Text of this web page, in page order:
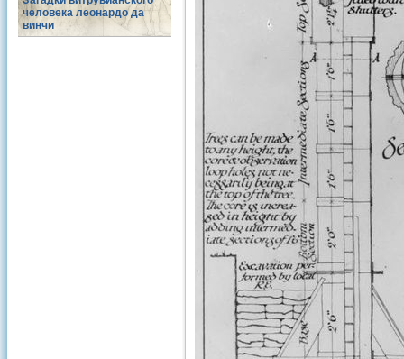
человека леонардо да
винчи